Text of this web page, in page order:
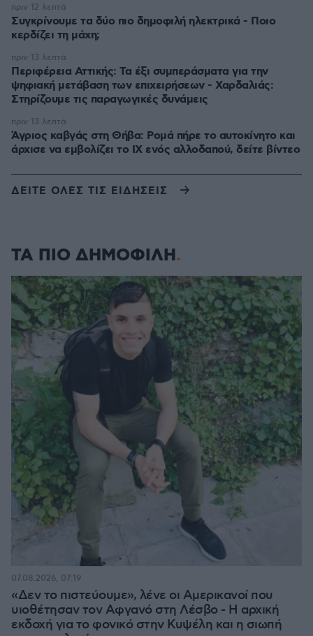
Συγκρίνουμε τα δύο πιο δημοφιλή ηλεκτρικά - Ποιο
κερδίζει τη μάχη;
πριν 12 λεπτά
Περιφέρεια Αττικής: Τα έξι συμπεράσματα για την
ψηφιακή μετάβαση των επιχειρήσεων - Χαρδαλιάς:
Στηρίζουμε τις παραγωγικές δυνάμεις
πριν 13 λεπτά
Άγριος καβγάς στη Θήβα: Ρομά πήρε το αυτοκίνητο και
άρχισε να εμβολίζει το ΙΧ ενός αλλοδαπού, δείτε βίντεο
πριν 13 λεπτά
ΔΕΙΤΕ ΟΛΕΣ ΤΙΣ ΕΙΔΗΣΕΙΣ
ΤΑ ΠΙΟ ΔΗΜΟΦΙΛΗ
«Δεν το πιστεύουμε», λένε οι Αμερικανοί που
υιοθέτησαν τον Αφγανό στη Λέσβο - Η αρχική
εκδοχή για το φονικό στην Κυψέλη και η σιωπή
07.08.2026, 07:19